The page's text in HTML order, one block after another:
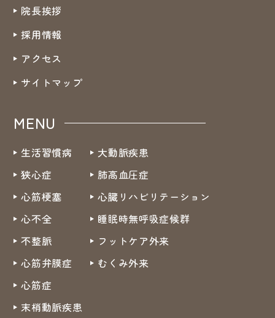
院長挨拶
採用情報
アクセス
サイトマップ
MENU
生活習慣病
狭心症
心筋梗塞
心不全
不整脈
心筋弁膜症
心筋症
末梢動脈疾患
大動脈疾患
肺高血圧症
心臓リハビリテーション
睡眠時無呼吸症候群
フットケア外来
むくみ外来